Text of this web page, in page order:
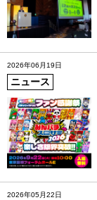
2026年06月19日
ニュース
2026年05月22日